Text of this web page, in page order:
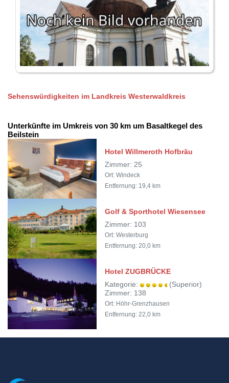
Sehenswürdigkeiten im Landkreis Westerwaldkreis
Unterkünfte im Umkreis von 30 km um Basaltkegel des
Beilstein
Hotel Willmeroth Hofbräu
Zimmer: 25
Ort: Windeck
Entfernung: 19,4 km
Golf & Sporthotel Wiesensee
Zimmer: 103
Ort: Westerburg
Entfernung: 20,0 km
Hotel ZUGBRÜCKE
Kategorie:
(Superior)
Zimmer: 138
Ort: Höhr-Grenzhausen
Entfernung: 22,0 km